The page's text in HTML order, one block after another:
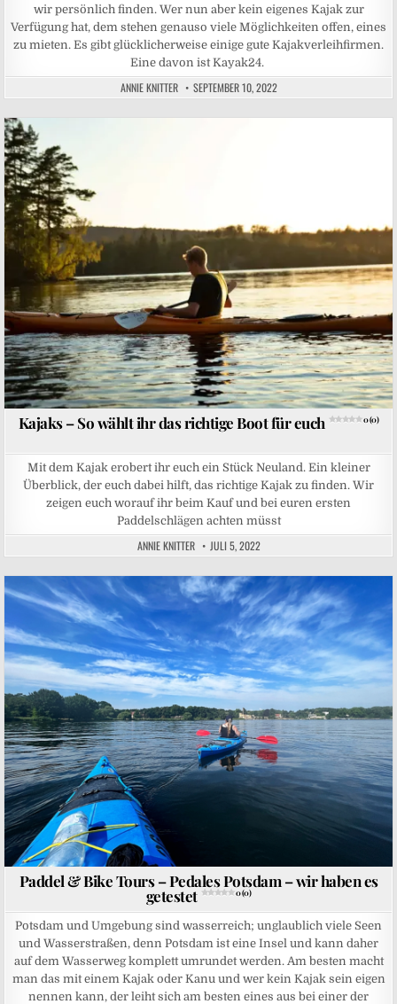
wir persönlich finden. Wer nun aber kein eigenes Kajak zur
Verfügung hat, dem stehen genauso viele Möglichkeiten offen, eines
zu mieten. Es gibt glücklicherweise einige gute Kajakverleihfirmen.
Eine davon ist Kayak24.
ANNIE KNITTER SEPTEMBER 10, 2022
Kajaks – So wählt ihr das richtige Boot für euch 0 (0)
Mit dem Kajak erobert ihr euch ein Stück Neuland. Ein kleiner
Überblick, der euch dabei hilft, das richtige Kajak zu finden. Wir
zeigen euch worauf ihr beim Kauf und bei euren ersten
Paddelschlägen achten müsst
ANNIE KNITTER JULI 5, 2022
Posted in
Paddel & Bike Tours – Pedales Potsdam – wir haben es
getestet 0 (0)
Potsdam und Umgebung sind wasserreich; unglaublich viele Seen
und Wasserstraßen, denn Potsdam ist eine Insel und kann daher
auf dem Wasserweg komplett umrundet werden. Am besten macht
man das mit einem Kajak oder Kanu und wer kein Kajak sein eigen
nennen kann, der leiht sich am besten eines aus bei einer der